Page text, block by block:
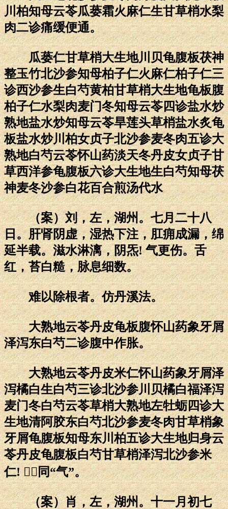
川柏知母云苓瓜蒌霜火麻仁生甘草梢水梨
肉二诊痛缓便通。
瓜蒌仁甘草梢大生地川贝龟腹板茯神
整玉竹北沙参知母柏子仁火麻仁柏子仁三
诊西沙参生白芍黄柏甘草梢大生地龟板腹
柏子仁水梨肉麦门冬知母云苓四诊盐水炒
熟地盐水炒知母云苓旱莲头草梢盐水炙龟
板盐水炒川柏女贞子北沙参麦冬肉五诊大
熟地白芍云苓怀山药淡天冬丹皮女贞子甘
草西洋参龟腹板六诊大生地生白芍知母茯
神麦冬沙参白花百合煎汤代水
（案）刘，左，湖州。七月二十八
日。肝肾阴虚，湿热下注，肛痈成漏，绵
延半载。滋水淋漓，阴炁! 气更伤。舌
红，苔白糙，脉息细数。
难以除根者。仿丹溪法。
大熟地云苓丹皮龟板腹怀山药象牙屑
泽泻东白芍二诊腹中作胀。
大熟地云苓丹皮米仁怀山药象牙屑泽
泻橘白生白芍三诊北沙参川贝橘白福泽泻
麦门冬白芍云苓草梢大熟地左牡蛎四诊大
生地清阿胶东白芍北沙参麦冬肉甘草梢象
牙屑龟腹板知母东川柏五诊大生地归身云
苓丹皮龟腹板白芍甘草梢泽泻北沙参米
仁! ：同“气”。
（案）肖，左，湖州。十一月初七